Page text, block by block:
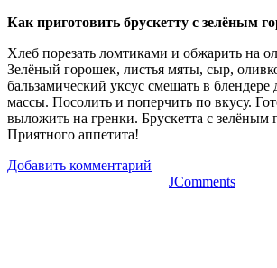
Как приготовить брускетту с зелёным
Хлеб порезать ломтиками и обжарить на
Зелёный горошек, листья мяты, сыр,
бальзамический уксус смешать в блендере
массы. Посолить и поперчить по вкусу.
выложить на гренки. Брускетта с зелёным
Приятного аппетита!
Добавить комментарий
JComments